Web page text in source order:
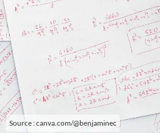
Source : canva.com/@benjaminec